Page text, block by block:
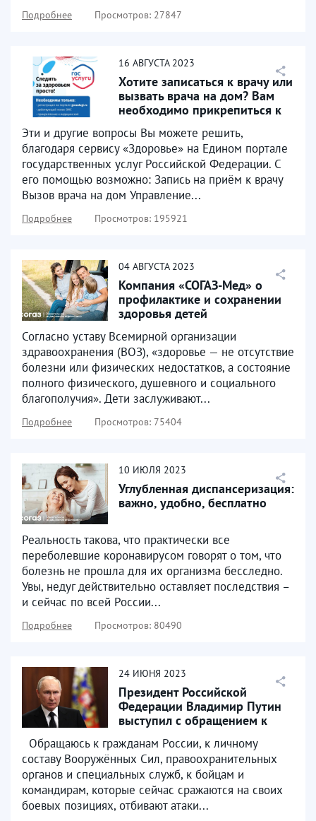
Подробнее Просмотров: 27847
16 АВГУСТА 2023
Хотите записаться к врачу или
вызвать врача на дом? Вам
необходимо прикрепиться к
Эти и другие вопросы Вы можете решить,
благодаря сервису «Здоровье» на Едином портале
государственных услуг Российской Федерации. С
его помощью возможно: Запись на приём к врачу
Вызов врача на дом Управление...
Подробнее Просмотров: 195921
04 АВГУСТА 2023
Компания «СОГАЗ-Мед» о
профилактике и сохранении
здоровья детей
Согласно уставу Всемирной организации
здравоохранения (ВОЗ), «здоровье — не отсутствие
болезни или физических недостатков, а состояние
полного физического, душевного и социального
благополучия». Дети заслуживают...
Подробнее Просмотров: 75404
10 ИЮЛЯ 2023
Углубленная диспансеризация:
важно, удобно, бесплатно
Реальность такова, что практически все
переболевшие коронавирусом говорят о том, что
болезнь не прошла для их организма бесследно.
Увы, недуг действительно оставляет последствия –
и сейчас по всей России...
Подробнее Просмотров: 80490
24 ИЮНЯ 2023
Президент Российской
Федерации Владимир Путин
выступил с обращением к
Обращаюсь к гражданам России, к личному
составу Вооружённых Сил, правоохранительных
органов и специальных служб, к бойцам и
командирам, которые сейчас сражаются на своих
боевых позициях, отбивают атаки...